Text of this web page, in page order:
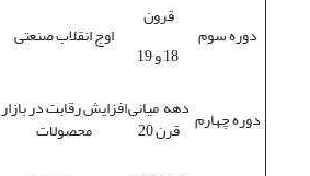
دوره سوم
قرون
18 و 19
اوج انقلاب صنعتی
دوره چهارم دهه میانی
قرن 20
افزایش رقابت در بازار
محصولات